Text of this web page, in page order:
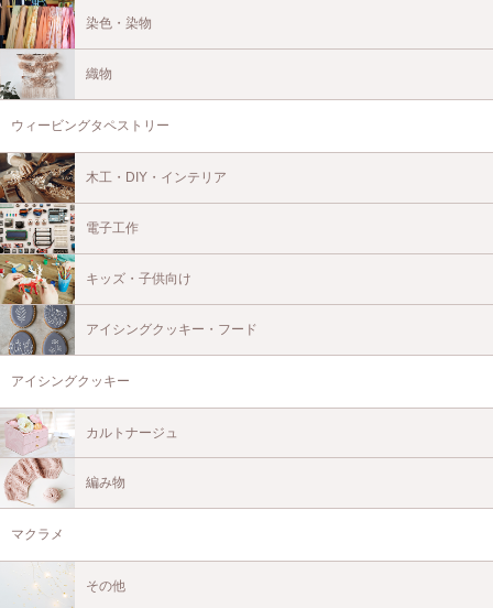
染色・染物
織物
ウィービングタペストリー
木工・DIY・インテリア
電子工作
キッズ・子供向け
アイシングクッキー・フード
アイシングクッキー
カルトナージュ
編み物
マクラメ
その他